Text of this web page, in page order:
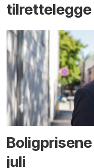
tilrettelegge
juli